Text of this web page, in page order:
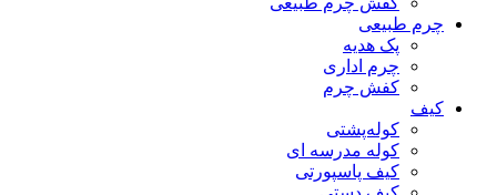
چرم طبیعی
پک هدیه
چرم اداری
کفش چرم
کیف
کوله‌پشتی
کوله مدرسه ای
کیف پاسپورتی